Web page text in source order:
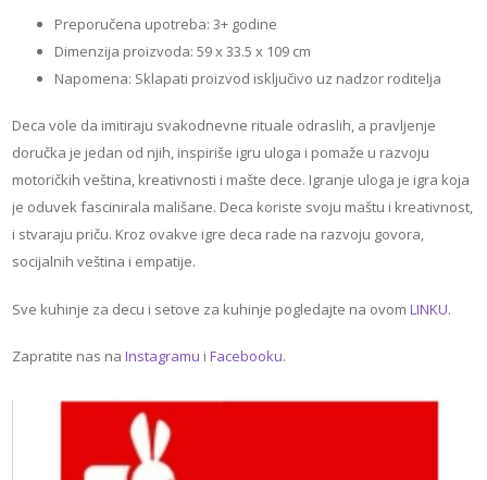
Preporučena upotreba: 3+ godine
Dimenzija proizvoda: 59 x 33.5 x 109 cm
Napomena: Sklapati proizvod isključivo uz nadzor roditelja
Deca vole da imitiraju svakodnevne rituale odraslih, a pravljenje
doručka je jedan od njih, inspiriše igru uloga i pomaže u razvoju
motoričkih veština, kreativnosti i mašte dece. Igranje uloga je igra koja
je oduvek fascinirala mališane. Deca koriste svoju maštu i kreativnost,
i stvaraju priču. Kroz ovakve igre deca rade na razvoju govora,
socijalnih veština i empatije.
Sve kuhinje za decu i setove za kuhinje pogledajte na ovomLINKU.
Zapratite nas naInstagramu iFacebooku.